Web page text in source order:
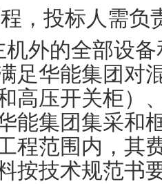
，投标人需负
机外的全部设
足华能集团对
高压开关柜）
能集团集采和
程范围内，其
按技术规范书